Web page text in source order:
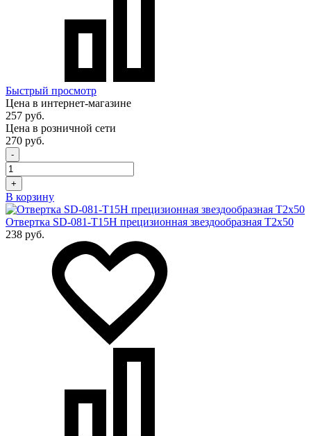
Быстрый просмотр
Цена в интернет-магазине
257 руб.
Цена в розничной сети
270 руб.
-
+
В корзину
Отвертка SD-081-T15H прецизионная звездообразная T2х50
238 руб.